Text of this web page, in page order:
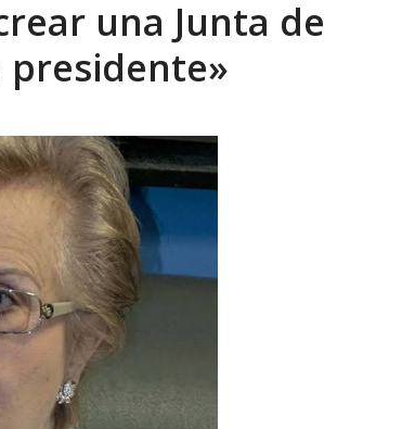
costo del colapso eléctrico en... AGOSTO 7, 2026
una Junta de
presidente»